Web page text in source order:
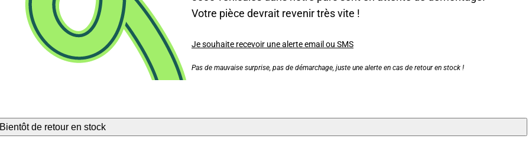
Votre pièce devrait revenir très vite !
Je souhaite recevoir une alerte email ou SMS
Pas de mauvaise surprise, pas de démarchage, juste une alerte en cas de retour en stock !
Bientôt de retour en stock